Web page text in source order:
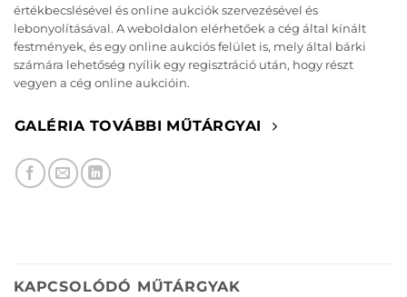
értékbecslésével és online aukciók szervezésével és
lebonyolításával. A weboldalon elérhetőek a cég által kínált
festmények, és egy online aukciós felület is, mely által bárki
számára lehetőség nyílik egy regisztráció után, hogy részt
vegyen a cég online aukcióin.
GALÉRIA TOVÁBBI MŰTÁRGYAI
KAPCSOLÓDÓ MŰTÁRGYAK